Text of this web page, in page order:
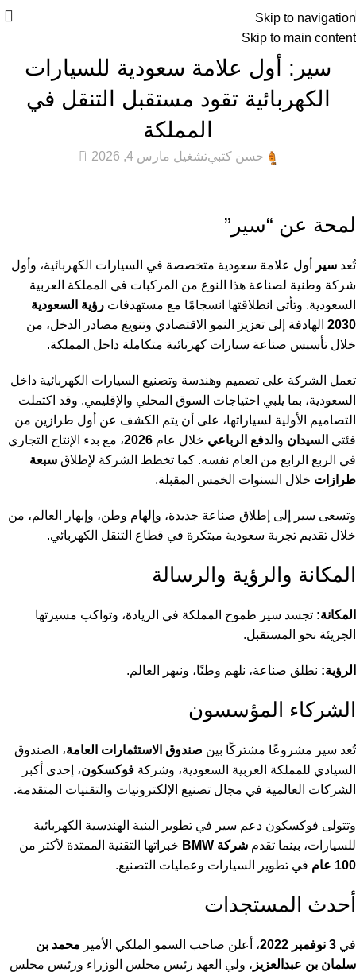
Skip to navigation
Skip to main content
سير: أول علامة سعودية للسيارات
الكهربائية تقود مستقبل التنقل في
المملكة
حسن كتبيتشغيل مارس 4, 2026 5
لمحة عن “سير”
تُعد سير
أول علامة سعودية متخصصة في السيارات الكهربائية، وأول
شركة وطنية لصناعة هذا النوع من المركبات في المملكة العربية
السعودية. وتأتي انطلاقتها انسجامًا مع مستهدفات رؤية السعودية
2030 الهادفة إلى تعزيز النمو الاقتصادي وتنويع مصادر الدخل، من
خلال تأسيس صناعة سيارات كهربائية متكاملة داخل المملكة.
تعمل الشركة على تصميم وهندسة وتصنيع السيارات الكهربائية داخل
السعودية، بما يلبي احتياجات السوق المحلي والإقليمي. وقد اكتملت
التصاميم الأولية لسياراتها، على أن يتم الكشف عن أول طرازين من
فئتي السيدان و الدفع الرباعي خلال عام 2026، مع بدء الإنتاج التجاري
في الربع الرابع من العام نفسه. كما تخطط الشركة لإطلاق سبعة
طرازات خلال السنوات الخمس المقبلة.
وتسعى سير إلى إطلاق صناعة جديدة، وإلهام وطن، وإبهار العالم، من
خلال تقديم تجربة سعودية مبتكرة في قطاع التنقل الكهربائي.
المكانة والرؤية والرسالة
المكانة: تجسد سير طموح المملكة في الريادة، وتواكب مسيرتها
الجريئة نحو المستقبل.
الرؤية: نطلق صناعة، نلهم وطنًا، ونبهر العالم.
الشركاء المؤسسون
تُعد سير مشروعًا مشتركًا بين صندوق الاستثمارات العامة، الصندوق
السيادي للمملكة العربية السعودية، وشركة فوكسكون، إحدى أكبر
الشركات العالمية في مجال تصنيع الإلكترونيات والتقنيات المتقدمة.
وتتولى فوكسكون دعم سير في تطوير البنية الهندسية الكهربائية
للسيارات، بينما تقدم شركة BMW
خبراتها التقنية الممتدة لأكثر من
100 عام
في تطوير السيارات وعمليات التصنيع.
أحدث المستجدات
في 3 نوفمبر 2022 ، أعلن صاحب السمو الملكي الأمير محمد بن
سلمان بن عبدالعزيز ، ولي العهد رئيس مجلس الوزراء ورئيس مجلس